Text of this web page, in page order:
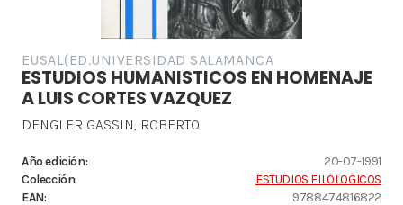
EUSAL(ED.UNIVERSIDAD SALAMANCA
ESTUDIOS HUMANISTICOS EN HOMENAJE
A LUIS CORTES VAZQUEZ
DENGLER GASSIN, ROBERTO
Año edición:
20-07-1991
Colección:
ESTUDIOS FILOLOGICOS
EAN:
9788474816822